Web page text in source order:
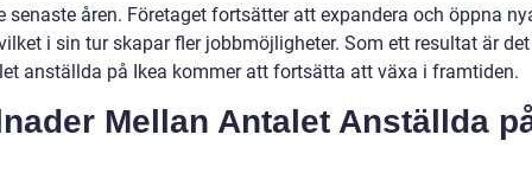
senaste åren. Företaget fortsätter att expandera och öppna
i sin tur skapar fler jobbmöjligheter. Som ett resultat är
anställda på Ikea kommer att fortsätta att växa i framtiden.
Mellan Antalet Anställda